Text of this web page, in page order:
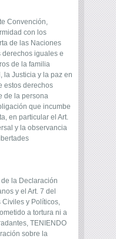
Convención,
con los
de las Naciones
iguales e
de la familia
la Justicia y la paz en
estos derechos
de la persona
que incumbe
en particular el Art.
y la observancia
de la Declaración
y el Art. 7 del
Civiles y Políticos,
a tortura ni a
TENIENDO
sobre la